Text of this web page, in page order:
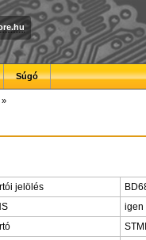
Súgó
»
jelölés
igen